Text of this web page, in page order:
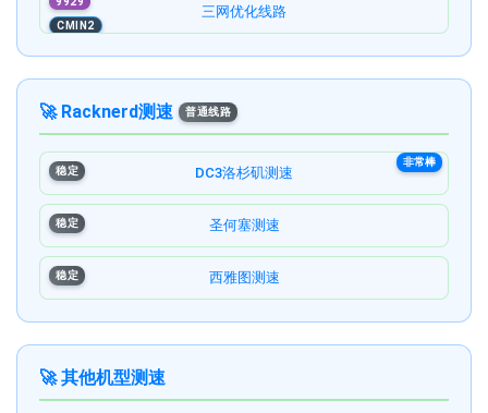
三网优化线路
CMIN2
🚀 Racknerd测速 普通线路
DC3洛杉矶测速
稳定
非常棒
圣何塞测速
稳定
西雅图测速
稳定
🚀 其他机型测速